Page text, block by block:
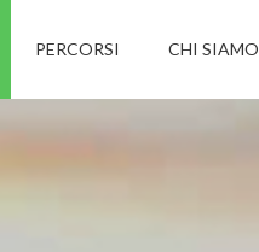
PERCORSI CHI SIAMO